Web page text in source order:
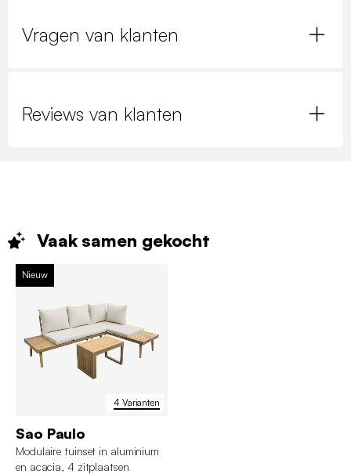
Vragen van klanten
Reviews van klanten
Vaak samen gekocht
4 Varianten
Nieuw
Sao Paulo
Modulaire tuinset in aluminium
en acacia, 4 zitplaatsen